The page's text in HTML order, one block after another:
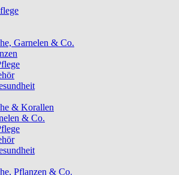
Garnelen & Co.
& Korallen
& Co.
Pflanzen & Co.